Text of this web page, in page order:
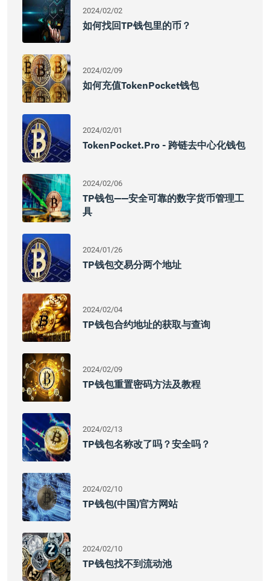
2024/02/02
如何找回TP钱包里的币？
2024/02/09
如何充值TokenPocket钱包
2024/02/01
TokenPocket.pro - 跨链去中心化钱包
2024/02/06
TP钱包——安全可靠的数字货币管理工
具
2024/01/26
TP钱包交易分两个地址
2024/02/04
TP钱包合约地址的获取与查询
2024/02/09
TP钱包重置密码方法及教程
2024/02/13
TP钱包名称改了吗？安全吗？
2024/02/10
TP钱包(中国)官方网站
2024/02/10
TP钱包找不到流动池